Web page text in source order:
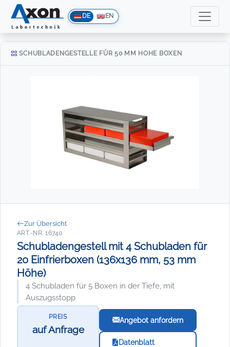
DE EN
SCHUBLADENGESTELLE FÜR 50 MM HOHE BOXEN
Zur Übersicht
ART.-NR. 16740
Schubladengestell mit 4 Schubladen für
20 Einfrierboxen (136x136 mm, 53 mm
Höhe)
4 Schubladen für 5 Boxen in der Tiefe, mit
Auszugsstopp
PREIS
auf Anfrage
Angebot anfordern
Datenblatt